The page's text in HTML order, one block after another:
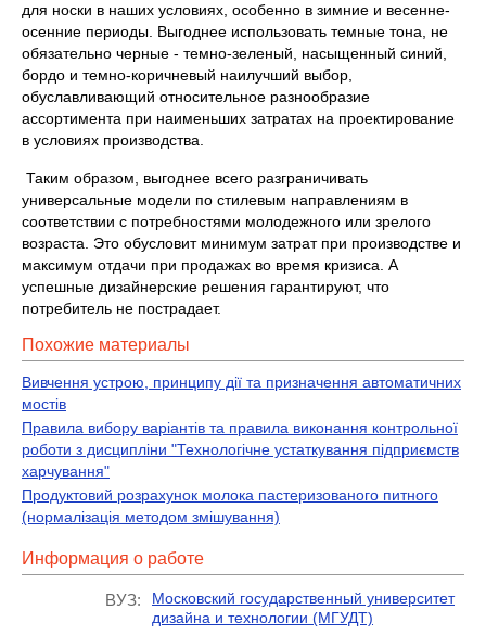
для носки в наших условиях, особенно в зимние и весенне-
осенние периоды. Выгоднее использовать темные тона, не
обязательно черные - темно-зеленый, насыщенный синий,
бордо и темно-коричневый наилучший выбор,
обуславливающий относительное разнообразие
ассортимента при наименьших затратах на проектирование
в условиях производства.
Таким образом, выгоднее всего разграничивать
универсальные модели по стилевым направлениям в
соответствии с потребностями молодежного или зрелого
возраста. Это обусловит минимум затрат при производстве и
максимум отдачи при продажах во время кризиса. А
успешные дизайнерские решения гарантируют, что
потребитель не пострадает.
Похожие материалы
Вивчення устрою, принципу дії та призначення автоматичних
мостів
Правила вибору варіантів та правила виконання контрольної
роботи з дисципліни "Технологічне устаткування підприємств
харчування"
Продуктовий розрахунок молока пастеризованого питного
(нормалізація методом змішування)
Информация о работе
ВУЗ:
Московский государственный университет
дизайна и технологии (МГУДТ)